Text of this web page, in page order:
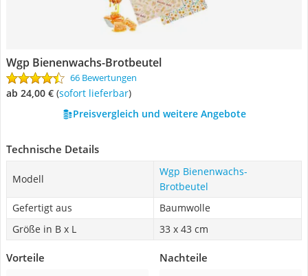
Wgp Bienenwachs-Brotbeutel
66 Bewertungen
ab 24,00 € ( Sofort lieferbar)
Preisvergleich und weitere Angebote
Technische Details
Modell
Wgp Bienenwachs-
Brotbeutel
Gefertigt aus
Baumwolle
Größe in B x L
33 x 43 cm
Vorteile Nachteile